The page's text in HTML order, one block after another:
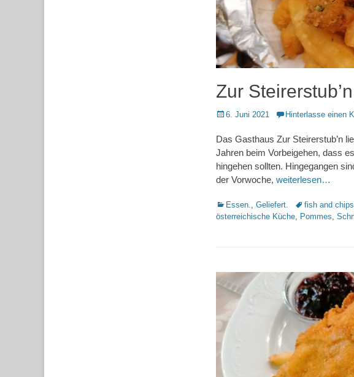
Zur
Posted
6. Juni 2021 Hinterlasse einen
Das Gasthaus Zur Steirerstub’n
Jahren beim Vorbeigehen, dass
hingehen sollten. Hingegangen
der Vorwoche, weiterlesen…
Kategorien
Essen. Geliefert. Schlagworte
fish and chips
österreichische Küche
Pommes